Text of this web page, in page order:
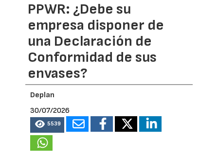
PPWR: ¿Debe su
empresa disponer de
una Declaración de
Conformidad de sus
envases?
Deplan
30/07/2026
5539